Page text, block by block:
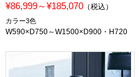
¥86,999～¥185,070（税込）
カラー3色
W590×D750～W1500×D900・H720